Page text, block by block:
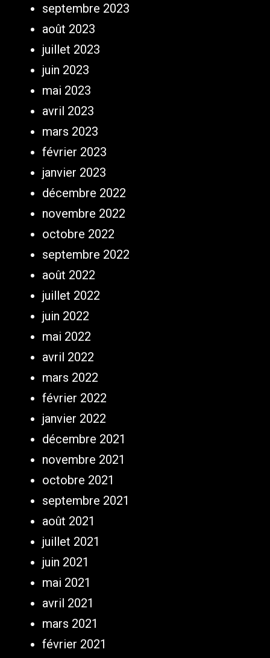
septembre 2023
août 2023
juillet 2023
juin 2023
mai 2023
avril 2023
mars 2023
février 2023
janvier 2023
décembre 2022
novembre 2022
octobre 2022
septembre 2022
août 2022
juillet 2022
juin 2022
mai 2022
avril 2022
mars 2022
février 2022
janvier 2022
décembre 2021
novembre 2021
octobre 2021
septembre 2021
août 2021
juillet 2021
juin 2021
mai 2021
avril 2021
mars 2021
février 2021